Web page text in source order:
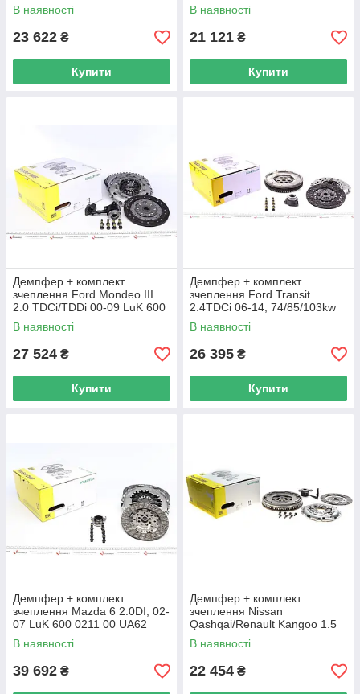
1.6 HDi 10- VALEO 837394
UA62
В наявності
23 622 ₴
Купити
07-, 88/100kw (DW10BTED4)
600 0136 00 UA62
В наявності
21 121 ₴
Купити
Демпфер + комплект
зчеплення Ford Mondeo III
2.0 TDCi/TDDi 00-09 LuK 600
0185 00 UA62
В наявності
27 524 ₴
Купити
Демпфер + комплект
зчеплення Ford Transit
2.4TDCi 06-14, 74/85/103kw
LuK 600 0173 00 UA62
В наявності
26 395 ₴
Купити
Демпфер + комплект
зчеплення Mazda 6 2.0DI, 02-
07 LuK 600 0211 00 UA62
В наявності
39 692 ₴
Демпфер + комплект
зчеплення Nissan
Qashqai/Renault Kangoo 1.5
dCi 08- K9K LuK 600 0197 00
UA62
В наявності
22 454 ₴